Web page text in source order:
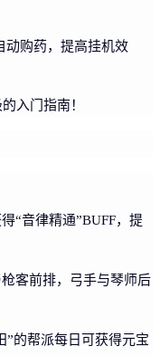
动购药，提高挂机效
“音律精通”BUFF，提
客前排，弓手与琴师后
”的帮派每日可获得元宝